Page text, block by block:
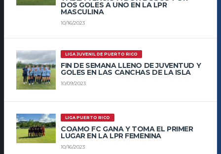
DOS GOLES A UNO EN LA LPR
MASCULINA
10/16/2023
LIGA JUVENIL DE PUERTO RICO
FIN DE SEMANA LLENO DE JUVENTUD Y
GOLES EN LAS CANCHAS DE LA ISLA
10/09/2023
LIGA PUERTO RICO
COAMO FC GANA Y TOMA EL PRIMER
LUGAR EN LA LPR FEMENINA
10/16/2023